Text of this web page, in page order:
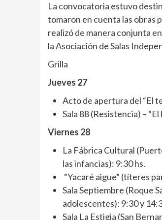
La convocatoria estuvo
tomaron en cuenta las obras
realizó de manera conjunta
la Asociación de Salas
Grilla
Jueves 27
Acto de apertura del “El
Sala 88 (Resistencia) –
Viernes 28
La Fábrica Cultural
las infancias): 9:30 hs.
“Yacaré aigue” (títeres
Sala Septiembre (Roque
adolescentes): 9:30 y
Sala La Estigia (San